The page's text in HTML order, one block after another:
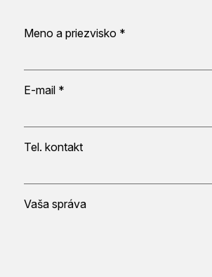
Meno a priezvisko *
E-mail *
Tel. kontakt
Vaša správa